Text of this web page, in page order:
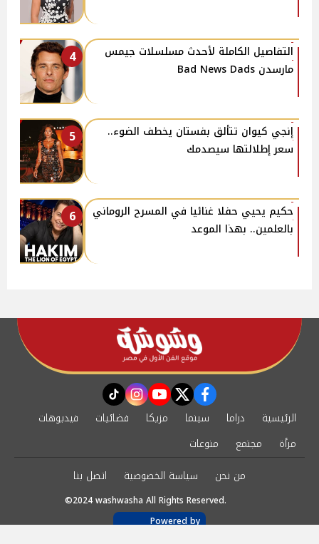
4
التفاصيل الكاملة لأحدث مسلسلات جيمس
مارسدن Bad News Dads
5
إنجي كيوان تتألق بفستان يخطف الضوء..
سعر إطلالتها سيصدمك
6
حكيم يحيي حفلا غنائيا في المسرح الروماني
بالعلمين.. بهذا الموعد
facebook
twitter
youtube
instagram
tiktok
الرئيسية دراما سينما مزيكا فضائيات
فيديوهات
مرأة
مجتمع
منوعات
من نحن
سياسة الخصوصية اتصل بنا
©2024 washwasha All Rights Reserved.
Powered by